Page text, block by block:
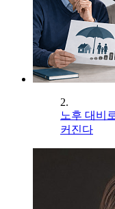
2.
노후 대비
커진다